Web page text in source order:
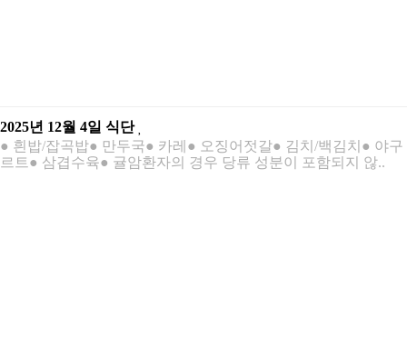
2025년 12월 4일 식단
● 흰밥/잡곡밥● 만두국● 카레● 오징어젓갈● 김치/백김치● 야구
르트● 삼겹수육● 귤암환자의 경우 당류 성분이 포함되지 않..